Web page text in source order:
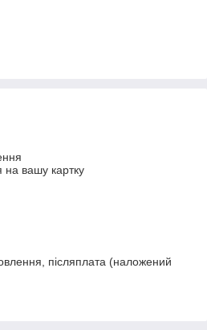
на вашу картку
післяплата (наложений